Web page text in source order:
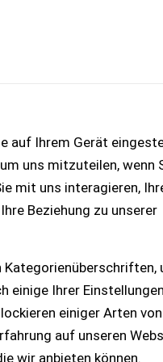
auf Ihrem Gerät
uns mitzuteilen, wenn
mit uns interagieren,
Beziehung zu unserer
Kategorienüberschriften,
einige Ihrer Einstellungen
einiger Arten von
auf unseren
wir anbieten können.